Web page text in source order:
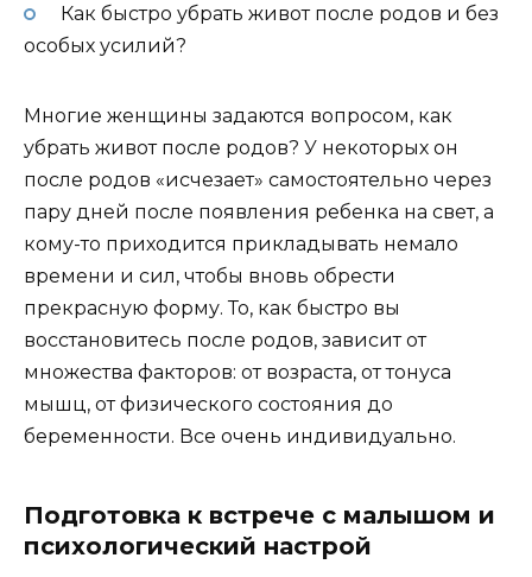
Как быстро убрать живот после родов и без
особых усилий?
Многие женщины задаются вопросом, как
убрать живот после родов? У некоторых он
после родов «исчезает» самостоятельно через
пару дней после появления ребенка на свет, а
кому-то приходится прикладывать немало
времени и сил, чтобы вновь обрести
прекрасную форму. То, как быстро вы
восстановитесь после родов, зависит от
множества факторов: от возраста, от тонуса
мышц, от физического состояния до
беременности. Все очень индивидуально.
Подготовка к встрече с малышом и
психологический настрой